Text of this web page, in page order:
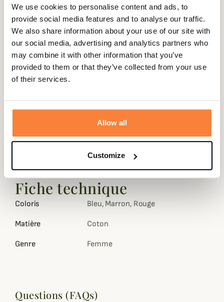
We use cookies to personalise content and ads, to
provide social media features and to analyse our traffic.
We also share information about your use of our site with
our social media, advertising and analytics partners who
may combine it with other information that you’ve
provided to them or that they’ve collected from your use
of their services.
Allow all
Customize
90 jours
euros
Description
Très légère et agréable à porter elle sera aussi bien
adaptée à la chasse qu'au quotidien.
Les boutons sont réalisés façon "bois" ce qui rend encore
Coupe droite - Fermetture par boutons.
Fiche technique
Coloris Bleu, Marron, Rouge
Matière Coton
Genre Femme
Questions (FAQs)